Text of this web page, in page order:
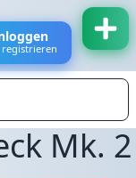
Mk. 2